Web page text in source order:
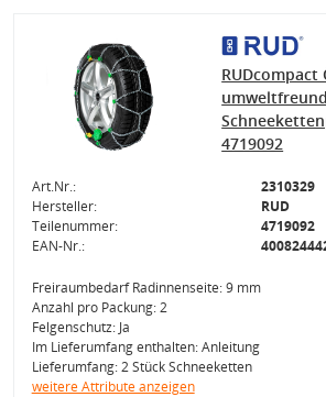
RUDcompact
4719092
Art.Nr.:
2310329
Hersteller:
RUD
Teilenummer:
4719092
EAN-Nr.:
Freiraumbedarf Radinnenseite: 9 mm
Anzahl pro Packung: 2
Felgenschutz: Ja
Im Lieferumfang enthalten: Anleitung
Lieferumfang: 2 Stück Schneeketten
weitere Attribute anzeigen